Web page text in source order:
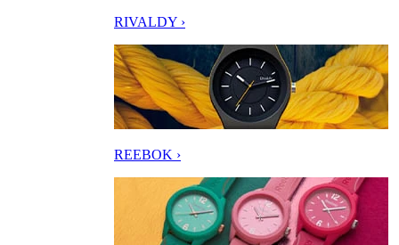
RIVALDY ›
REEBOK ›